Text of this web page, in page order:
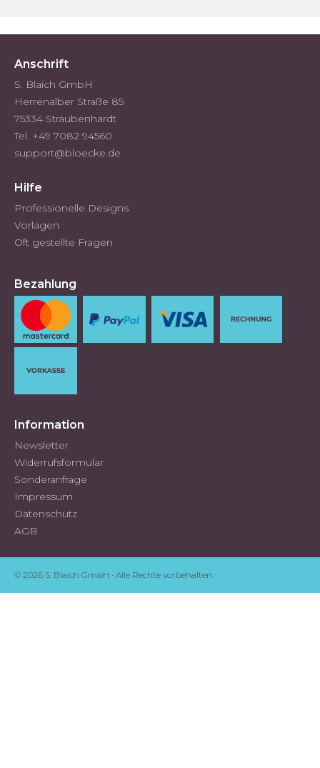
Anschrift
S. Blaich GmbH
Herrenalber Straße 85
75334 Straubenhardt
Tel. +49 7082 94560
support@bloecke.de
Hilfe
Professionelle Designs
Vorlagen
Oft gestellte Fragen
Bezahlung
Information
Newsletter
Widerrufsformular
Sonderanfrage
Impressum
Datenschutz
AGB
© 2026 S. Blaich GmbH · Alle Rechte vorbehalten.